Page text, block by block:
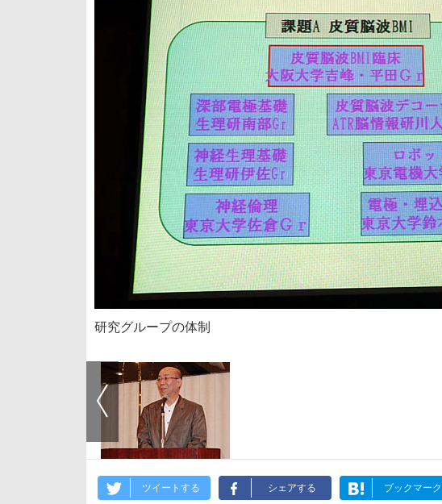
研究グループの体制
ツイートする シェアする ブックマーク